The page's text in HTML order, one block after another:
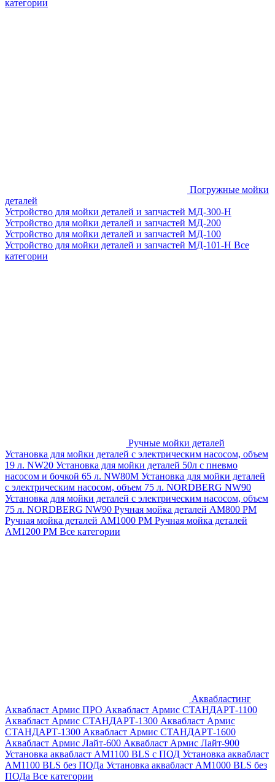
категории
Погружные мойки
деталей
Устройство для мойки деталей и запчастей МД-300-H
Устройство для мойки деталей и запчастей МД-200
Устройство для мойки деталей и запчастей МД-100
Устройство для мойки деталей и запчастей МД-101-Н Все
категории
Ручные мойки деталей
Установка для мойки деталей с электрическим насосом, объем
19 л. NW20 Установка для мойки деталей 50л с пневмо
насосом и бочкой 65 л. NW80M Установка для мойки деталей
с электрическим насосом, объем 75 л. NORDBERG NW90
Установка для мойки деталей с электрическим насосом, объем
75 л. NORDBERG NW90 Ручная мойка деталей АМ800 РМ
Ручная мойка деталей АМ1000 РМ Ручная мойка деталей
АМ1200 РМ Все категории
Аквабластинг
Аквабласт Армис ПРО Аквабласт Армис СТАНДАРТ-1100
Аквабласт Армис СТАНДАРТ-1300 Аквабласт Армис
СТАНДАРТ-1300 Аквабласт Армис СТАНДАРТ-1600
Аквабласт Армис Лайт-600 Аквабласт Армис Лайт-900
Установка аквабласт AM1100 BLS с ПОД Установка аквабласт
AM1100 BLS без ПОДа Установка аквабласт AM1000 BLS без
ПОДа Все категории